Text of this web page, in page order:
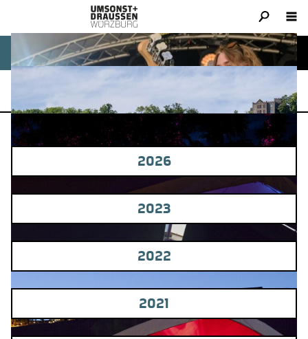
2026
2023
2022
2021